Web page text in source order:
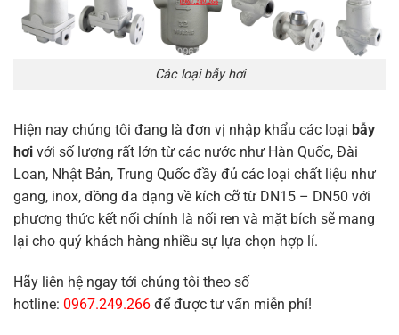
Các loại bẫy hơi
Hiện nay chúng tôi đang là đơn vị nhập khẩu các loại bẫy
hơi với số lượng rất lớn từ các nước như Hàn Quốc, Đài
Loan, Nhật Bản, Trung Quốc đầy đủ các loại chất liệu như
gang, inox, đồng đa dạng về kích cỡ từ DN15 – DN50 với
phương thức kết nối chính là nối ren và mặt bích sẽ mang
lại cho quý khách hàng nhiều sự lựa chọn hợp lí.
Hãy liên hệ ngay tới chúng tôi theo số
hotline: 0967.249.266 để được tư vấn miễn phí!